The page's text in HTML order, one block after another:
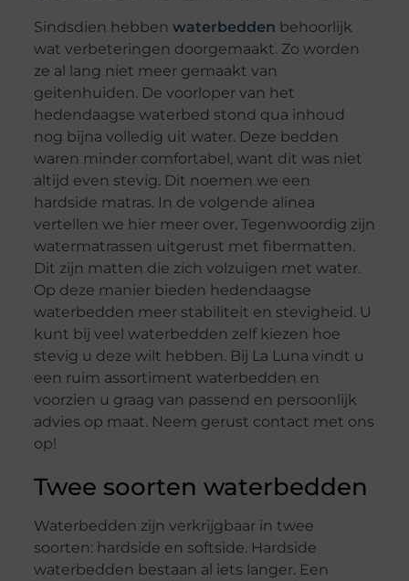
Sindsdien hebben waterbedden behoorlijk
wat verbeteringen doorgemaakt. Zo worden
ze al lang niet meer gemaakt van
geitenhuiden. De voorloper van het
hedendaagse waterbed stond qua inhoud
nog bijna volledig uit water. Deze bedden
waren minder comfortabel, want dit was niet
altijd even stevig. Dit noemen we een
hardside matras. In de volgende alinea
vertellen we hier meer over. Tegenwoordig zijn
watermatrassen uitgerust met fibermatten.
Dit zijn matten die zich volzuigen met water.
Op deze manier bieden hedendaagse
waterbedden meer stabiliteit en stevigheid. U
kunt bij veel waterbedden zelf kiezen hoe
stevig u deze wilt hebben. Bij La Luna vindt u
een ruim assortiment waterbedden en
voorzien u graag van passend en persoonlijk
advies op maat. Neem gerust contact met ons
op!
Twee soorten waterbedden
Waterbedden zijn verkrijgbaar in twee
soorten: hardside en softside. Hardside
waterbedden bestaan al iets langer. Een